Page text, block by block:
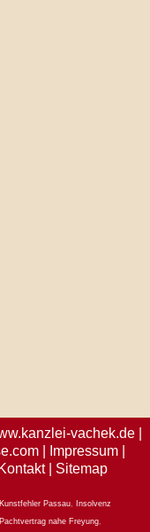
vachek.de|
| Impressum|
Kontakt| Sitemap
Passau
Insolvenz
nahe Freyung,